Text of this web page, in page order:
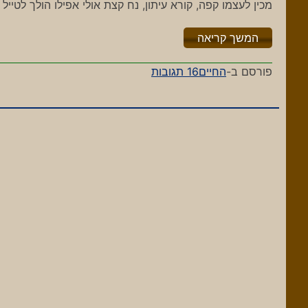
מכין לעצמו קפה, קורא עיתון, נח קצת אולי אפילו הולך
המשך קריאה"%s"
פורסם ב-החיים16 תגובות
על
נשמעה